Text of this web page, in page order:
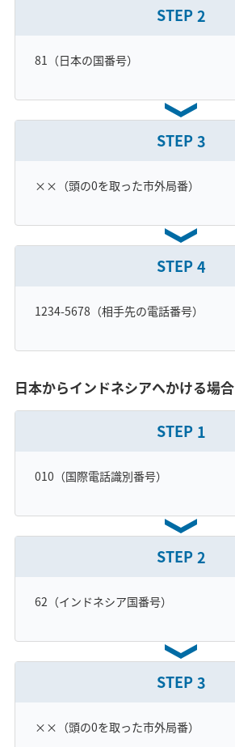
STEP 2
81（日本の国番号）
STEP 3
××（頭の0を取った市外局番）
STEP 4
1234-5678（相手先の電話番号）
日本からインドネシアへかける場合
STEP 1
010（国際電話識別番号）
STEP 2
62（インドネシア国番号）
STEP 3
××（頭の0を取った市外局番）